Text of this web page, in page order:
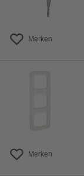
Merken
Merken